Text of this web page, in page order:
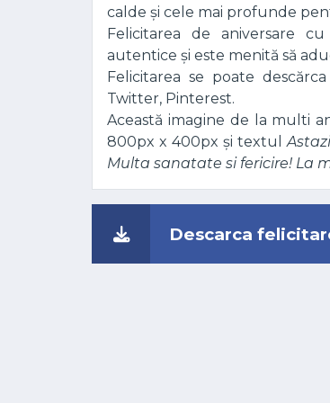
calde și cele mai profunde
Felicitarea de aniversare
autentice și este menită să
Felicitarea se poate
Twitter, Pinterest.
Această imagine de la multi
800px x 400px și textul
Multa sanatate si fericire! La
Descarca